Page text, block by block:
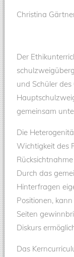
Christina
Der
und Schüler
gemeinsam
Die
Wichtigkeit des
Durch das
Hinterfragen
Positionen,
Seiten
Diskurs
Das